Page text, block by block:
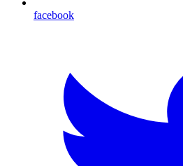
facebook